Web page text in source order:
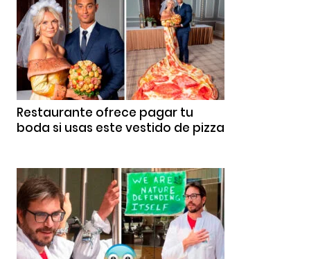
Restaurante ofrece pagar tu
boda si usas este vestido de pizza